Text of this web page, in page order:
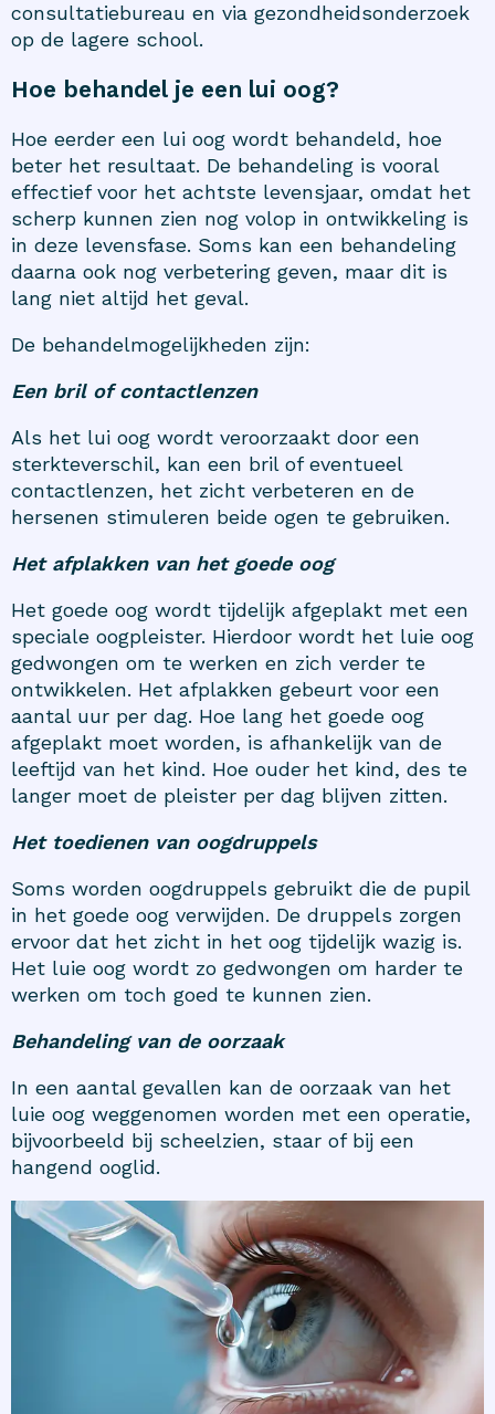
consultatiebureau en via gezondheidsonderzoek
op de lagere school.
Hoe behandel je een lui oog?
Hoe eerder een lui oog wordt behandeld, hoe
beter het resultaat. De behandeling is vooral
effectief voor het achtste levensjaar, omdat het
scherp kunnen zien nog volop in ontwikkeling is
in deze levensfase. Soms kan een behandeling
daarna ook nog verbetering geven, maar dit is
lang niet altijd het geval.
De behandelmogelijkheden zijn:
Een bril of contactlenzen
Als het lui oog wordt veroorzaakt door een
sterkteverschil, kan een bril of eventueel
contactlenzen, het zicht verbeteren en de
hersenen stimuleren beide ogen te gebruiken.
Het afplakken van het goede oog
Het goede oog wordt tijdelijk afgeplakt met een
speciale oogpleister. Hierdoor wordt het luie oog
gedwongen om te werken en zich verder te
ontwikkelen. Het afplakken gebeurt voor een
aantal uur per dag. Hoe lang het goede oog
afgeplakt moet worden, is afhankelijk van de
leeftijd van het kind. Hoe ouder het kind, des te
langer moet de pleister per dag blijven zitten.
Het toedienen van oogdruppels
Soms worden oogdruppels gebruikt die de pupil
in het goede oog verwijden. De druppels zorgen
ervoor dat het zicht in het oog tijdelijk wazig is.
Het luie oog wordt zo gedwongen om harder te
werken om toch goed te kunnen zien.
Behandeling van de oorzaak
In een aantal gevallen kan de oorzaak van het
luie oog weggenomen worden met een operatie,
bijvoorbeeld bij scheelzien, staar of bij een
hangend ooglid.